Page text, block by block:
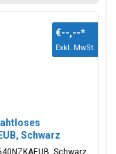
Schwarz
Schwarz,
€--,--*
Exkl. MwSt.